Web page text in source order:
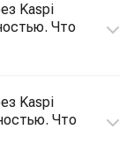
Kaspi
Что
Kaspi
Что